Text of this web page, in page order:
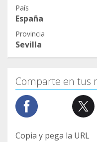
País
España
Provincia
Sevilla
Comparte en tus
Copia y pega la URL